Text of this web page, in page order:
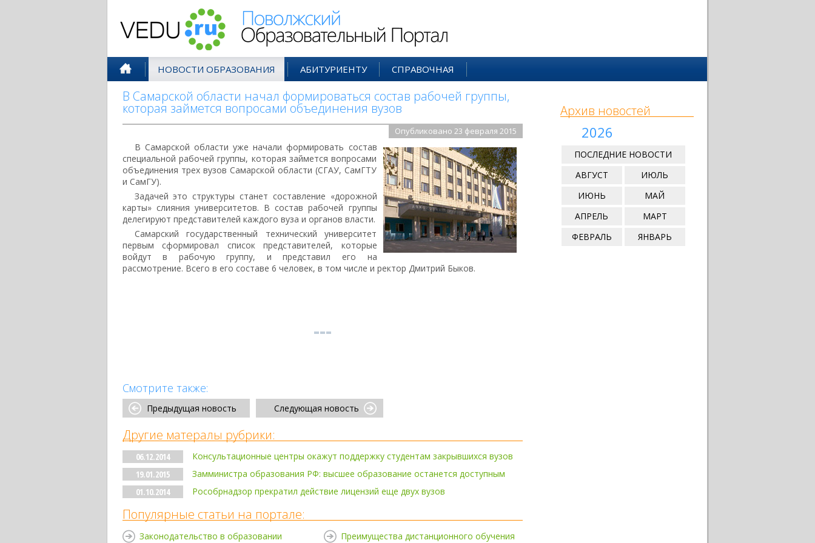
НОВОСТИ ОБРАЗОВАНИЯ АБИТУРИЕНТУ СПРАВОЧНАЯ
В Самарской области начал формироваться состав рабочей группы,
которая займется вопросами объединения вузов
Опубликовано 23 февраля 2015
В Самарской области уже начали формировать состав
специальной рабочей группы, которая займется вопросами
объединения трех вузов Самарской области (СГАУ, СамГТУ
и СамГУ).
Задачей это структуры станет составление «дорожной
карты» слияния университетов. В состав рабочей группы
делегируют представителей каждого вуза и органов власти.
Самарский государственный технический университет
первым сформировал список представителей, которые
войдут в рабочую группу, и представил его на
рассмотрение. Всего в его составе 6 человек, в том числе и ректор Дмитрий Быков.
Смотрите также:
Предыдущая новость Следующая новость
Другие матералы рубрики:
06.12.2014
Консультационные центры окажут поддержку студентам закрывшихся вузов
19.01.2015
Замминистра образования РФ: высшее образование останется доступным
01.10.2014
Рособрнадзор прекратил действие лицензий еще двух вузов
Популярные статьи на портале:
Законодательство в образовании Преимущества дистанционного обучения
Архив новостей
2026
ПОСЛЕДНИЕ НОВОСТИ
АВГУСТ
ИЮЛЬ
ИЮНЬ
МАЙ
АПРЕЛЬ
МАРТ
ФЕВРАЛЬ
ЯНВАРЬ